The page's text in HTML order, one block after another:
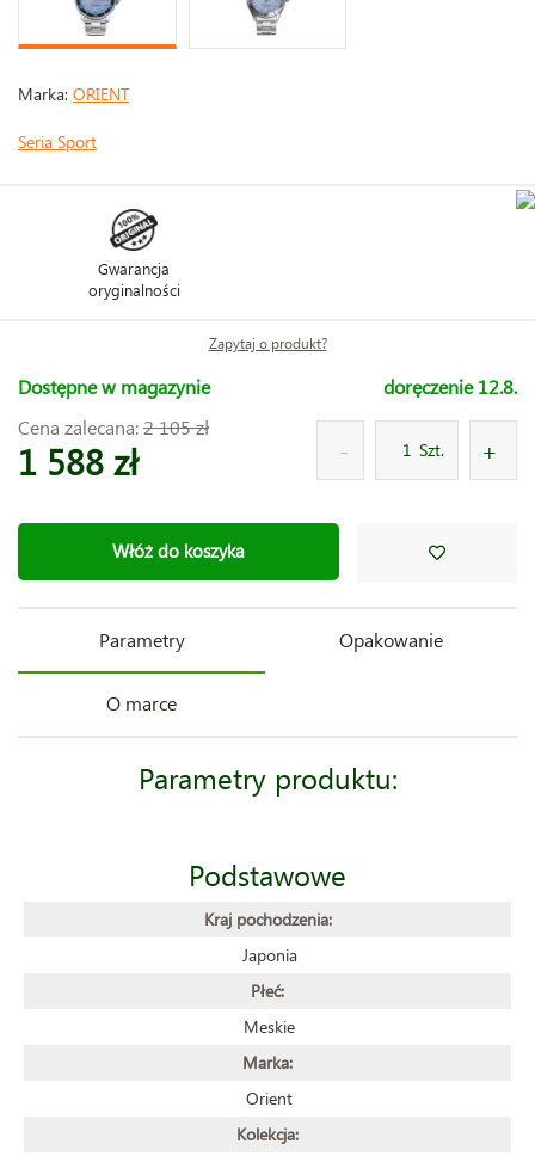
Marka: ORIENT
Seria Sport
Gwarancja
oryginalności
Zapytaj o produkt?
Dostępne w magazynie
doręczenie 12.8.
Cena zalecana:2 105 zł
1 588 zł Szt.
Włóż do koszyka
Parametry Opakowanie
O marce
Parametry produktu:
Podstawowe
Kraj pochodzenia:
Japonia
Płeć:
Meskie
Marka:
Orient
Kolekcja: